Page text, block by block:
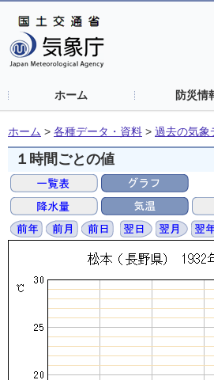
ホーム 防災情
ホーム > 各種データ・資料 > 過去の気象
１時間ごとの値